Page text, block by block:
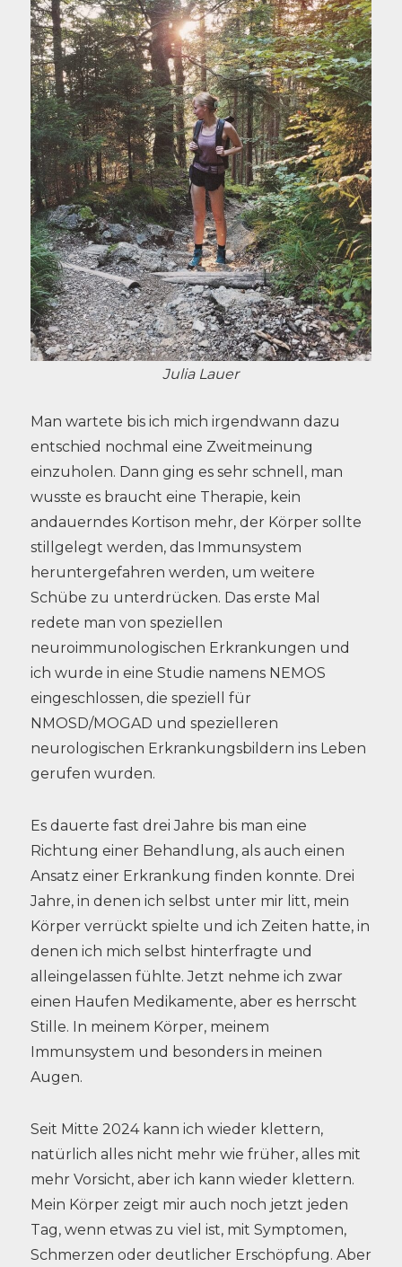
Julia Lauer
Man wartete bis ich mich irgendwann dazu
entschied nochmal eine Zweitmeinung
einzuholen. Dann ging es sehr schnell, man
wusste es braucht eine Therapie, kein
andauerndes Kortison mehr, der Körper sollte
stillgelegt werden, das Immunsystem
heruntergefahren werden, um weitere
Schübe zu unterdrücken. Das erste Mal
redete man von speziellen
neuroimmunologischen Erkrankungen und
ich wurde in eine Studie namens NEMOS
eingeschlossen, die speziell für
NMOSD/MOGAD und spezielleren
neurologischen Erkrankungsbildern ins Leben
gerufen wurden.
Es dauerte fast drei Jahre bis man eine
Richtung einer Behandlung, als auch einen
Ansatz einer Erkrankung finden konnte. Drei
Jahre, in denen ich selbst unter mir litt, mein
Körper verrückt spielte und ich Zeiten hatte, in
denen ich mich selbst hinterfragte und
alleingelassen fühlte. Jetzt nehme ich zwar
einen Haufen Medikamente, aber es herrscht
Stille. In meinem Körper, meinem
Immunsystem und besonders in meinen
Augen.
Seit Mitte 2024 kann ich wieder klettern,
natürlich alles nicht mehr wie früher, alles mit
mehr Vorsicht, aber ich kann wieder klettern.
Mein Körper zeigt mir auch noch jetzt jeden
Tag, wenn etwas zu viel ist, mit Symptomen,
Schmerzen oder deutlicher Erschöpfung. Aber